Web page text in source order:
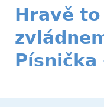
Hravě to
Písnička